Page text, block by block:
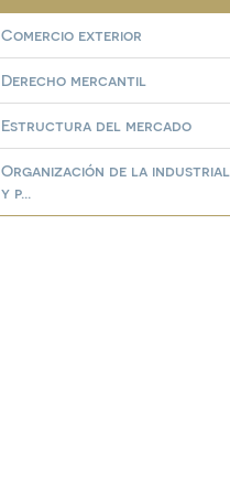
Comercio exterior
Derecho mercantil
Estructura del mercado
Organización de la industrial
y p...